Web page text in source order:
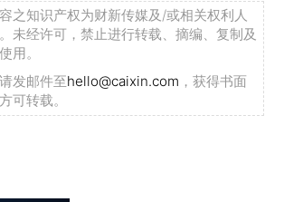
之知识产权为财新传媒及/或相关权利人
未经许可，禁止进行转载、摘编、复制及
用。
发邮件至hello@caixin.com ，获得书面
可转载。